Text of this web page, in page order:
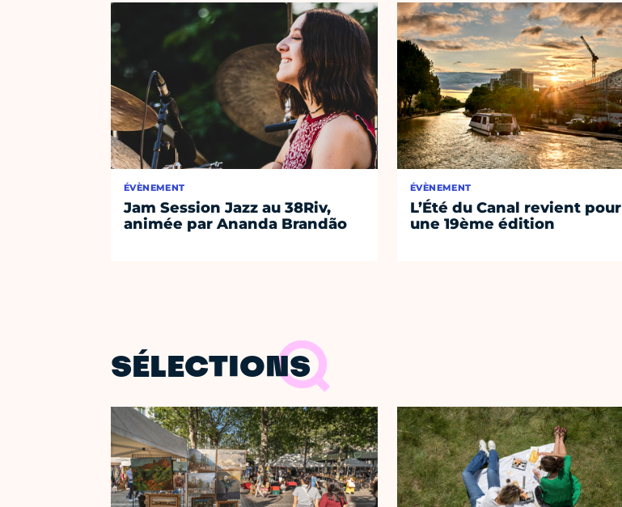
ÉVÈNEMENT
Jam Session Jazz au 38Riv,
animée par Ananda Brandão
ÉVÈNEMENT
L’Été du Canal revient pour
une 19ème édition
SÉLECTIONS